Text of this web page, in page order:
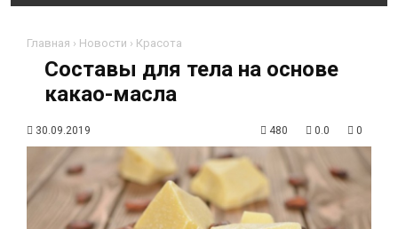
Главная › Новости › Красота
Составы для тела на основе
какао-масла
30.09.2019 480 0.0 0